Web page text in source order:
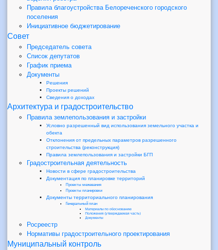
Правила благоустройства Белореченского городского
поселения
Инициативное бюджетирование
Совет
Председатель совета
Список депутатов
График приема
Документы
Решения
Проекты решений
Сведения о доходах
Архитектура и градостроительство
Правила землепользования и застройки
Условно разрешенный вид использования земельного участка и
обекта
Отклонения от предельных параметров разрешенного
строительства (реконструкция)
Правила землепользования и застройки БГП
Градостроительная деятельность
Новости в сфере градостроительства
Документация по планировке территорий
Проекты межевания
Проекты планировки
Документы территориального планирования
Генеральный план
Материалы по обоснованию
Положения (утверждаемая часть)
Документы
Росреестр
Нормативы градостроительного проектирования
Муниципальный контроль